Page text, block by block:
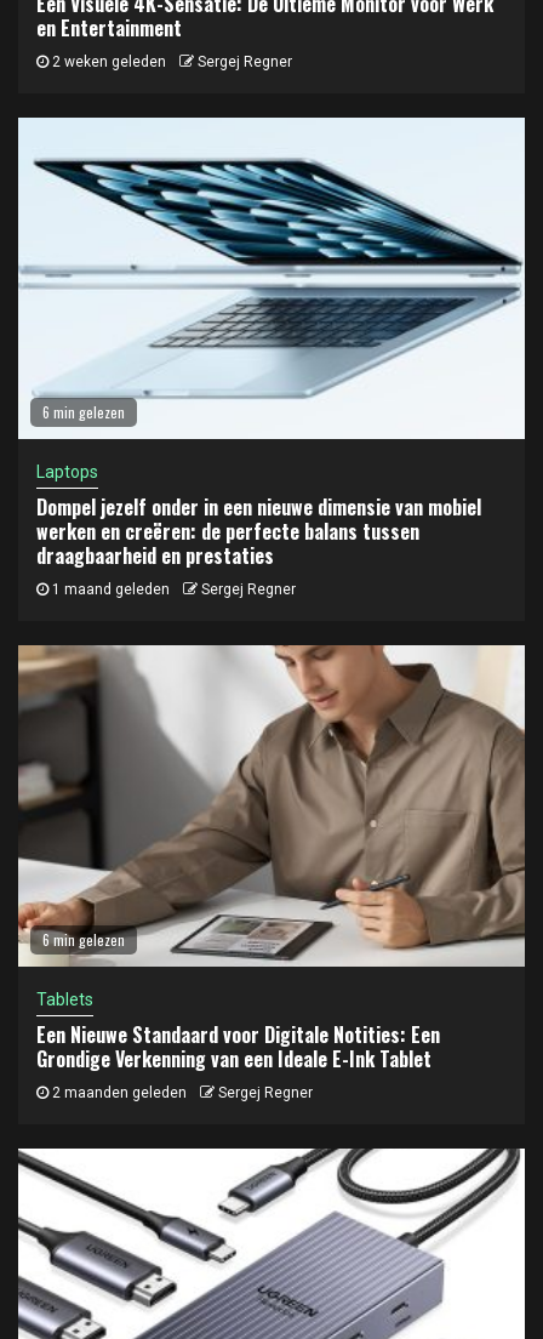
en Entertainment
2 weken geleden Sergej Regner
6 min gelezen
Laptops
Dompel jezelf onder in een nieuwe dimensie van mobiel
werken en creëren: de perfecte balans tussen
draagbaarheid en prestaties
1 maand geleden Sergej Regner
6 min gelezen
Tablets
Een Nieuwe Standaard voor Digitale Notities: Een
Grondige Verkenning van een Ideale E-Ink Tablet
2 maanden geleden Sergej Regner